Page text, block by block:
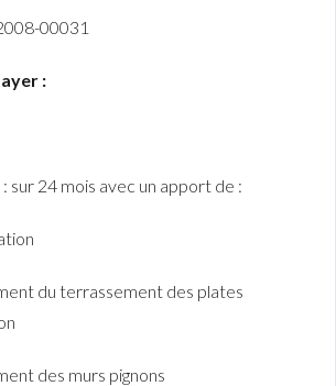
00031
:
sur 24 mois avec un apport de :
du terrassement des plates
des murs pignons